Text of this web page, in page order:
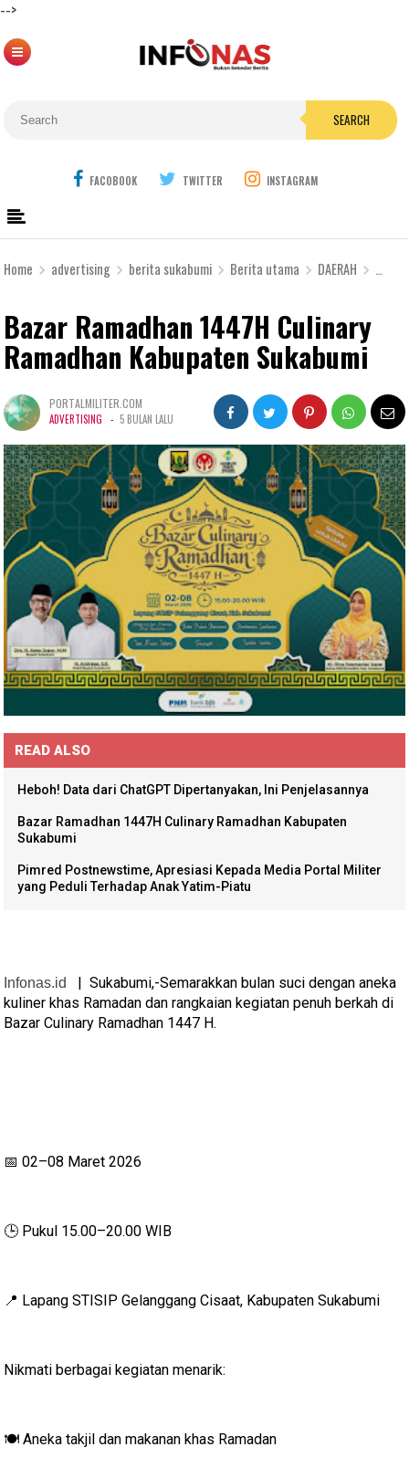
-->
SEARCH
FACOBOOK TWITTER INSTAGRAM
Home advertising berita sukabumi Berita utama DAERAH
Bazar Ramadhan 1447H Culinary
Ramadhan Kabupaten Sukabumi
PORTALMILITER.COM
ADVERTISING - 5 BULAN LALU
READ ALSO
Heboh! Data dari ChatGPT Dipertanyakan, Ini Penjelasannya
Bazar Ramadhan 1447H Culinary Ramadhan Kabupaten
Sukabumi
Pimred Postnewstime, Apresiasi Kepada Media Portal Militer
yang Peduli Terhadap Anak Yatim-Piatu
Infonas.id
Sukabumi,-Semarakkan bulan suci dengan aneka
kuliner khas Ramadan dan rangkaian kegiatan penuh berkah di
Bazar Culinary Ramadhan 1447 H.
📅 02–08 Maret 2026
🕒 Pukul 15.00–20.00 WIB
📍 Lapang STISIP Gelanggang Cisaat, Kabupaten Sukabumi
Nikmati berbagai kegiatan menarik:
🍽 Aneka takjil dan makanan khas Ramadan